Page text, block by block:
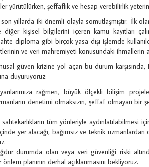
yürütülürken, şeffaflık ve hesap verebilirlik
son yıllarda iki önemli olayla somutlaşmıştır. İlk
kişisel bilgilerini içeren kamu kayıtları
diploma gibi birçok yasa dışı işlemde
ve veri mahremiyeti konusundaki ihmallerin
güven krizine yol açan bu durum
duyuruyoruz:
rağmen, büyük ölçekli bilişim
denetimi olmaksızın, şeffaf olmayan
tüm yönleriyle aydınlatılabilmesi
yer alacağı, bağımsız ve teknik
durumda olan veya veri güvenliği riski
planının derhal açıklanmasını bekliyoruz.